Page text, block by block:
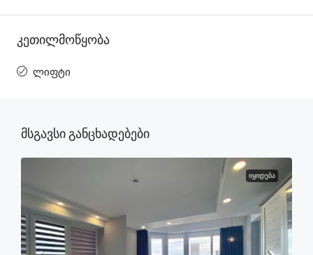
Კეთილმოწყობა
ლიფტი
Მსგავსი Განცხადებები
ᲘᲧᲘᲓᲔᲑᲐ